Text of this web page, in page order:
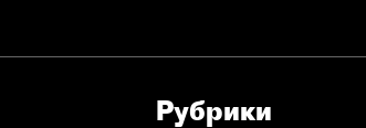
Рубрики